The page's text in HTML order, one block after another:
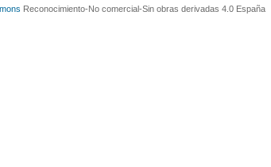
Reconocimiento-No comercial-Sin obras derivadas 4.0 España